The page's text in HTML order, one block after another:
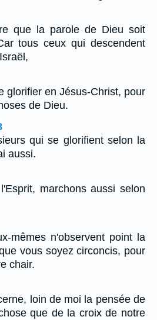
que la parole de Dieu soit
tous ceux qui descendent
glorifier en Jésus-Christ, pour
de Dieu.
qui se glorifient selon la
aussi.
marchons aussi selon
mêmes n'observent point la
vous soyez circoncis, pour
chair.
loin de moi la pensée de
que de la croix de notre